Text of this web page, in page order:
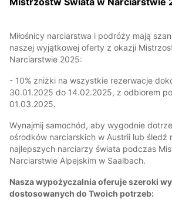
Miłośnicy narciarstwa i podróży mają
naszej wyjątkowej oferty z okazji
Narciarstwie 2025:
- 10% zniżki na wszystkie rezerwacje
30.01.2025 do 14.02.2025, z odbiorem
01.03.2025.
Wynajmij samochód, aby wygodnie
ośrodków narciarskich w Austrii lub śledź
najlepszych narciarzy świata podczas
Narciarstwie Alpejskim w Saalbach.
Nasza wypożyczalnia oferuje szeroki
dostosowanych do Twoich potrzeb: